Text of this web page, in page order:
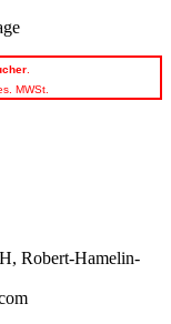
.
MWSt.
Robert-Hamelin-